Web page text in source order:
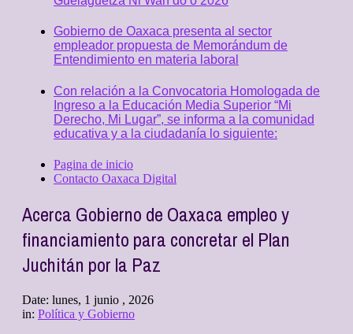
Gobierno de Oaxaca presenta al sector
empleador propuesta de Memorándum de
Entendimiento en materia laboral
Con relación a la Convocatoria Homologada de
Ingreso a la Educación Media Superior “Mi
Derecho, Mi Lugar”, se informa a la comunidad
educativa y a la ciudadanía lo siguiente:
Pagina de inicio
Contacto Oaxaca Digital
Acerca Gobierno de Oaxaca empleo y
financiamiento para concretar el Plan
Juchitán por la Paz
Date: lunes, 1 junio , 2026
in: Política y Gobierno